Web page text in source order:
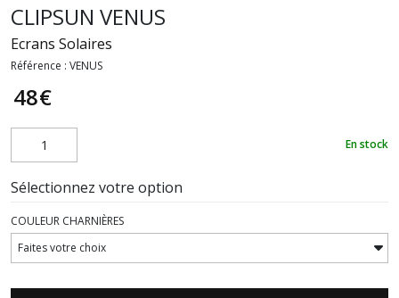
CLIPSUN VENUS
Ecrans Solaires
Référence : VENUS
48€
En stock
Sélectionnez votre option
COULEUR CHARNIÈRES